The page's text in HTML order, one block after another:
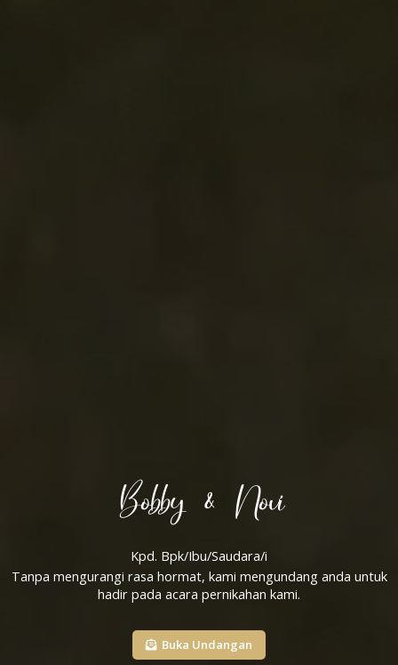
Bobby & Novi
Kpd. Bpk/Ibu/Saudara/i
Tanpa mengurangi rasa hormat, kami mengundang anda untuk
hadir pada acara pernikahan kami.
Buka Undangan